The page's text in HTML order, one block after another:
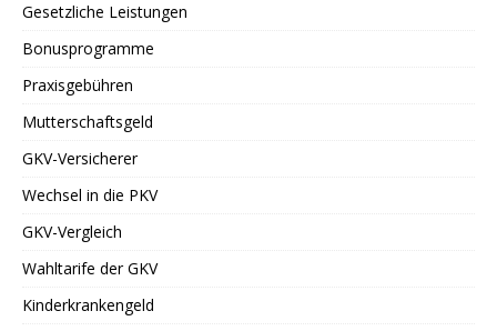
Gesetzliche Leistungen
Bonusprogramme
Praxisgebühren
Mutterschaftsgeld
GKV-Versicherer
Wechsel in die PKV
GKV-Vergleich
Wahltarife der GKV
Kinderkrankengeld